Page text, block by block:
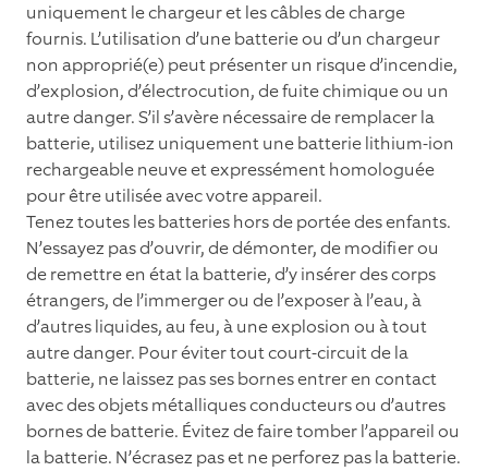
uniquement le chargeur et les câbles de charge
fournis. L’utilisation d’une batterie ou d’un chargeur
non approprié(e) peut présenter un risque d’incendie,
d’explosion, d’électrocution, de fuite chimique ou un
autre danger. S’il s’avère nécessaire de remplacer la
batterie, utilisez uniquement une batterie lithium-ion
rechargeable neuve et expressément homologuée
pour être utilisée avec votre appareil.
Tenez toutes les batteries hors de portée des enfants.
N’essayez pas d’ouvrir, de démonter, de modiﬁer ou
de remettre en état la batterie, d’y insérer des corps
étrangers, de l’immerger ou de l’exposer à l’eau, à
d’autres liquides, au feu, à une explosion ou à tout
autre danger. Pour éviter tout court-circuit de la
batterie, ne laissez pas ses bornes entrer en contact
avec des objets métalliques conducteurs ou d’autres
bornes de batterie. Évitez de faire tomber l’appareil ou
la batterie. N’écrasez pas et ne perforez pas la batterie.